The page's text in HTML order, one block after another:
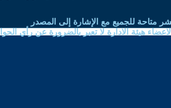
متاحة للجميع مع الإشارة إلى المصدر
هيئة الادارة لا تعبر بالضرورة عن رأي